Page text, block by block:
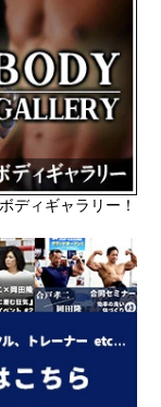
ディギャラリー！